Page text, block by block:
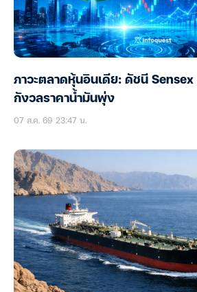
ภาวะตลาดหุ้นอินเดีย: ดัชนี
กังวลราคาน้ำมันพุ่ง
07 ส.ค. 69 23:47 น.